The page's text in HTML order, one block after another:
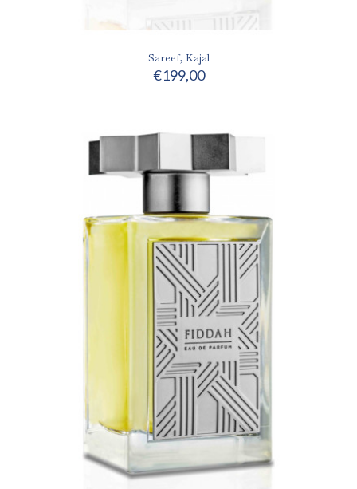
Sareef, Kajal
€199,00